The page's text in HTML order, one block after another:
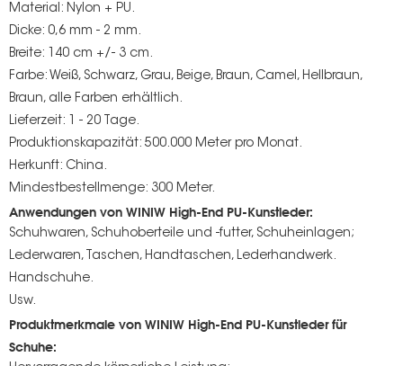
Material: Nylon + PU.
Dicke: 0,6 mm - 2 mm.
Breite: 140 cm +/- 3 cm.
Farbe: Weiß, Schwarz, Grau, Beige, Braun, Camel, Hellbraun,
Braun, alle Farben erhältlich.
Lieferzeit: 1 - 20 Tage.
Produktionskapazität: 500.000 Meter pro Monat.
Herkunft: China.
Mindestbestellmenge: 300 Meter.
Anwendungen von WINIW High-End PU-Kunstleder:
Schuhwaren, Schuhoberteile und -futter, Schuheinlagen;
Lederwaren, Taschen, Handtaschen, Lederhandwerk.
Handschuhe.
Usw.
Produktmerkmale von WINIW High-End PU-Kunstleder für
Schuhe: